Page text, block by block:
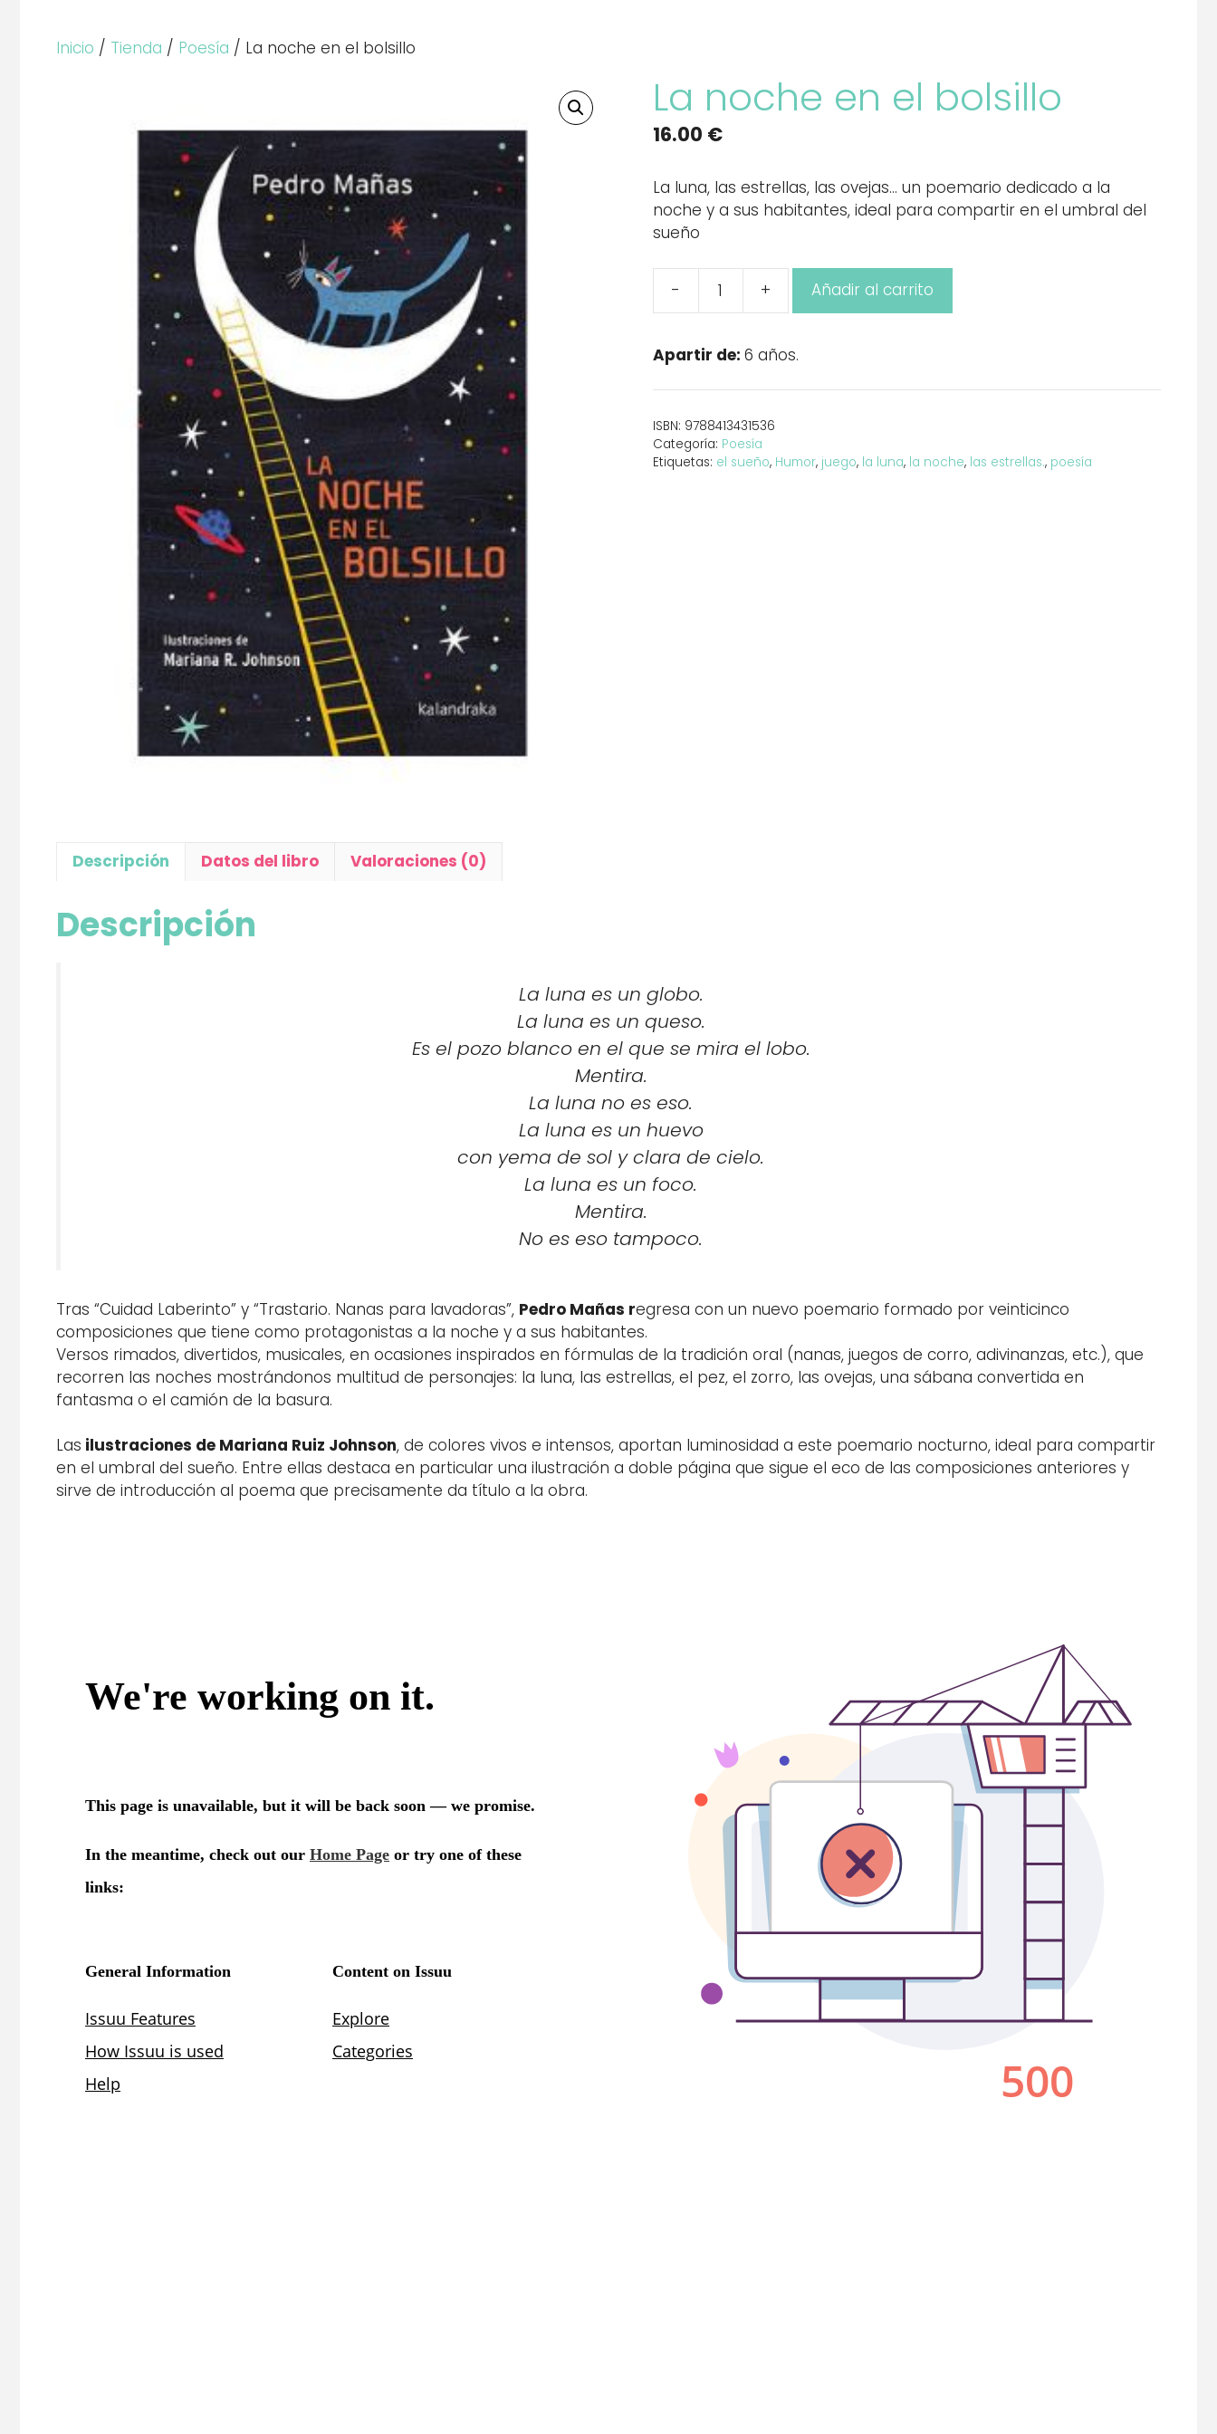
Inicio / Tienda / Poesía / La noche en el bolsillo
La noche en el bolsillo
16.00 €
La luna, las estrellas, las ovejas… un poemario dedicado a la
noche y a sus habitantes, ideal para compartir en el umbral del
sueño
-
en
el
bolsillo
+ Añadir al carrito
Apartir de: 6 años.
ISBN: 9788413431536
Categoría: Poesía
Etiquetas: el sueño, Humor, juego, la luna, la noche, las estrellas., poesía
Descripción Datos del libro Valoraciones (0)
Descripción
La luna es un globo.
La luna es un queso.
Es el pozo blanco en el que se mira el lobo.
Mentira.
La luna no es eso.
La luna es un huevo
con yema de sol y clara de cielo.
La luna es un foco.
Mentira.
No es eso tampoco.
Tras “Cuidad Laberinto” y “Trastario. Nanas para lavadoras”, Pedro Mañas regresa con un nuevo poemario formado por veinticinco
composiciones que tiene como protagonistas a la noche y a sus habitantes.
Versos rimados, divertidos, musicales, en ocasiones inspirados en fórmulas de la tradición oral (nanas, juegos de corro, adivinanzas, etc.), que
recorren las noches mostrándonos multitud de personajes: la luna, las estrellas, el pez, el zorro, las ovejas, una sábana convertida en
fantasma o el camión de la basura.
Las ilustraciones de Mariana Ruiz Johnson, de colores vivos e intensos, aportan luminosidad a este poemario nocturno, ideal para compartir
en el umbral del sueño. Entre ellas destaca en particular una ilustración a doble página que sigue el eco de las composiciones anteriores y
sirve de introducción al poema que precisamente da título a la obra.